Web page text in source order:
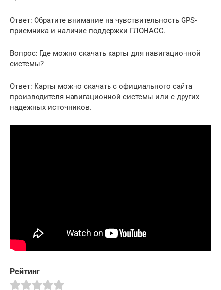
Ответ: Обратите внимание на чувствительность GPS-
приемника и наличие поддержки ГЛОНАСС.
Вопрос: Где можно скачать карты для навигационной
системы?
Ответ: Карты можно скачать с официального сайта
производителя навигационной системы или с других
надежных источников.
Рейтинг